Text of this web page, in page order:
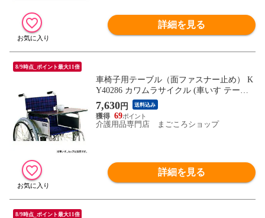
詳細を見る
8/9時点_ポイント最大11倍
車椅子用テーブル（面ファスナー止め） K
Y40286 カワムラサイクル (車いす テーブ
ル 車椅子 部品) 介護用品
7,630円 送料込み
69
介護用品専門店 まごころショップ
詳細を見る
8/9時点_ポイント最大11倍